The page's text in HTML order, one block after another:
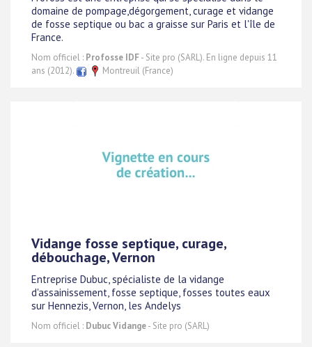
domaine de pompage,dégorgement, curage et vidange
de fosse septique ou bac a graisse sur Paris et l'île de
France.
Nom officiel : Profosse IDF- Site pro (SARL). En ligne depuis 11
ans (2012).
Montreuil (France)
Vidange fosse septique, curage,
débouchage, Vernon
Entreprise Dubuc, spécialiste de la vidange
d'assainissement, fosse septique, fosses toutes eaux
sur Hennezis, Vernon, les Andelys
Nom officiel : Dubuc Vidange- Site pro (SARL)